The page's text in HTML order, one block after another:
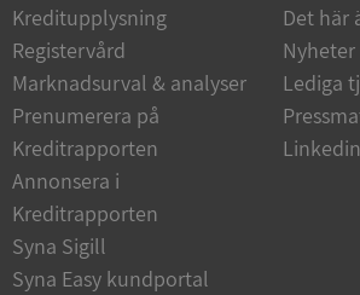
Kreditupplysning
Registervård
Marknadsurval & analyser
Prenumerera på
Kreditrapporten
Annonsera i
Kreditrapporten
Syna Sigill
Syna Easy kundportal
Det här
Nyheter
Lediga
Linkedin
Strikt nödvändiga kakor tillåter
kärnwebbplatsfunktioner som
och kontohantering. Webbplatsen kan
användas ordentligt utan strikt
Namn
__RequestVerificationToken